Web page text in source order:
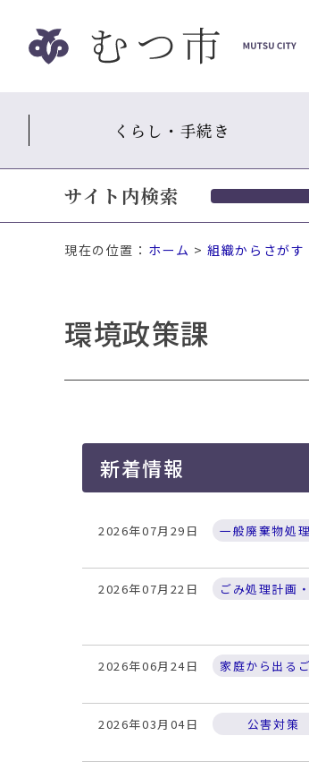
ッ
くらし・手続き
サイト内検索
現在の位置： ホーム >組織からさがす
環境政策課
新着情報
2026年07月29日
2026年07月22日
2026年06月24日
2026年03月04日 公害対策